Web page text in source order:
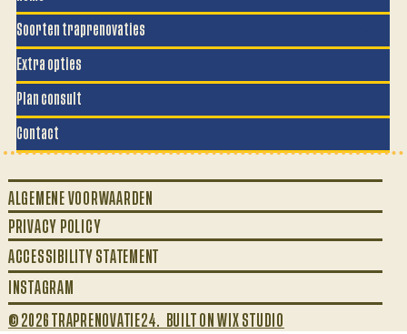
Soorten traprenovaties
Extra opties
Plan consult
Contact
ALGEMENE VOORWAARDEN
PRIVACY POLICY
ACCESSIBILITY STATEMENT
INSTAGRAM
© 2026 TRAPRENOVATIE24. BUILT ON WIX STUDIO